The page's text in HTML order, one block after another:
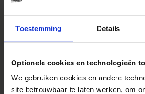
Toestemming Details
Optionele cookies en technologieën
We gebruiken cookies en andere
site betrouwbaar te laten werken, om
Reizen met Shoestring
Bestemmingen
Duurzaam reizen